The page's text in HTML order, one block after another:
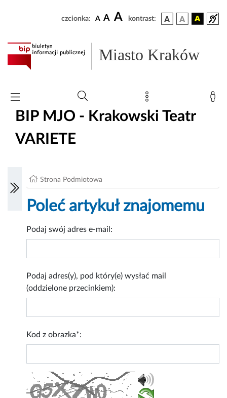
czcionka: A A A kontrast:
Miasto Kraków
BIP MJO - Krakowski Teatr
VARIETE
Strona Podmiotowa
Poleć artykuł znajomemu
Podaj swój adres e-mail:
Podaj adres(y), pod który(e) wysłać mail
(oddzielone przecinkiem):
Kod z obrazka*: